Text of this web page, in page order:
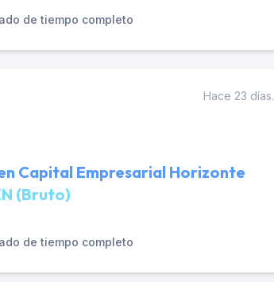
de tiempo completo
Hace 23 días.
Capital Empresarial Horizonte
(Bruto)
de tiempo completo